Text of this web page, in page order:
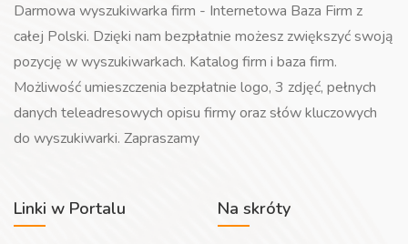
Darmowa wyszukiwarka firm - Internetowa Baza Firm z
całej Polski. Dzięki nam bezpłatnie możesz zwiększyć swoją
pozycję w wyszukiwarkach. Katalog firm i baza firm.
Możliwość umieszczenia bezpłatnie logo, 3 zdjęć, pełnych
danych teleadresowych opisu firmy oraz słów kluczowych
do wyszukiwarki. Zapraszamy
Linki w Portalu Na skróty